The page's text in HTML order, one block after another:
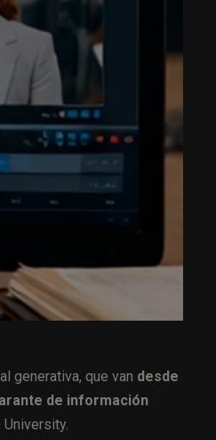
generativa, que van desde
de información